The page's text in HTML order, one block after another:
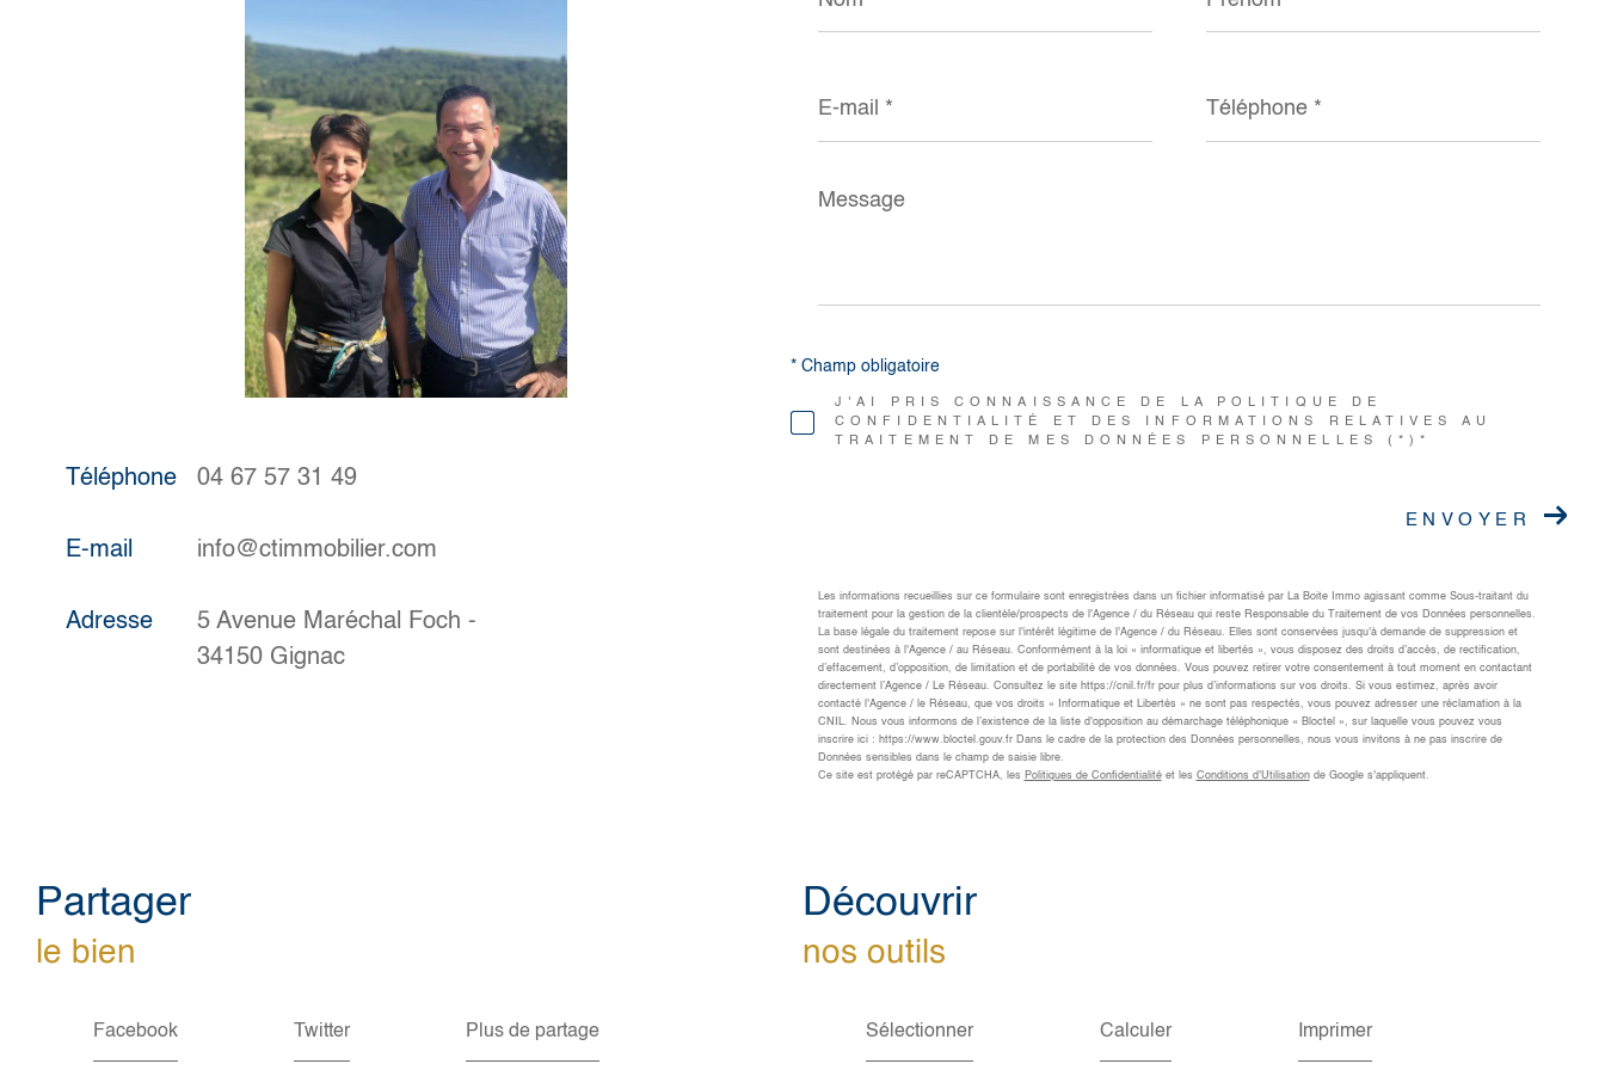
Téléphone 04 67 57 31 49
E-mail info@ctimmobilier.com
Adresse
5 Avenue Maréchal Foch -
34150 Gignac
mail
*
Message
*
J'AI PRIS CONNAISSANCE DE LA POLITIQUE DE
CONFIDENTIALITÉ ET DES INFORMATIONS RELATIVES AU
TRAITEMENT DE MES DONNÉES PERSONNELLES (*)*
* Champ obligatoire
ENVOYER
Les informations recueillies sur ce formulaire sont enregistrées dans un fichier informatisé par La Boite Immo agissant comme Sous-traitant du
traitement pour la gestion de la clientèle/prospects de l'Agence / du Réseau qui reste Responsable du Traitement de vos Données personnelles.
La base légale du traitement repose sur l'intérêt légitime de l'Agence / du Réseau. Elles sont conservées jusqu'à demande de suppression et
sont destinées à l'Agence / au Réseau. Conformément à la loi « informatique et libertés », vous disposez des droits d’accès, de rectification,
d’effacement, d’opposition, de limitation et de portabilité de vos données. Vous pouvez retirer votre consentement à tout moment en contactant
directement l’Agence / Le Réseau. Consultez le site https://cnil.fr/fr pour plus d’informations sur vos droits. Si vous estimez, après avoir
contacté l'Agence / le Réseau, que vos droits « Informatique et Libertés » ne sont pas respectés, vous pouvez adresser une réclamation à la
CNIL. Nous vous informons de l’existence de la liste d'opposition au démarchage téléphonique « Bloctel », sur laquelle vous pouvez vous
inscrire ici : https://www.bloctel.gouv.fr Dans le cadre de la protection des Données personnelles, nous vous invitons à ne pas inscrire de
Données sensibles dans le champ de saisie libre.
Ce site est protégé par reCAPTCHA, les Politiques de Confidentialitéet les Conditions d'Utilisationde Google s'appliquent.
partager
le bien
Facebook Twitter Plus de partage
découvrir
nos outils
Sélectionner Calculer Imprimer